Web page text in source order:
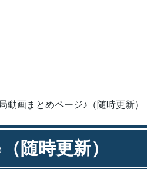
動画まとめページ♪（随時更新）
随時更新）